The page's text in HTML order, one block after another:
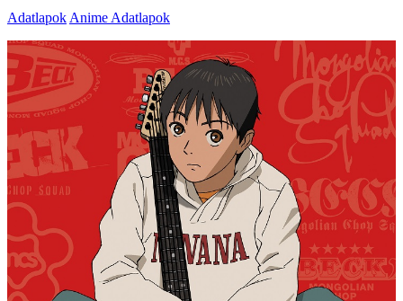
Adatlapok Anime Adatlapok